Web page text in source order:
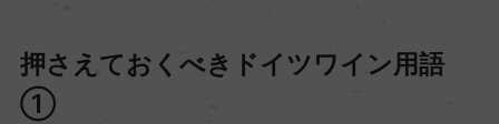
押さえておくべきドイツワイン用語
①